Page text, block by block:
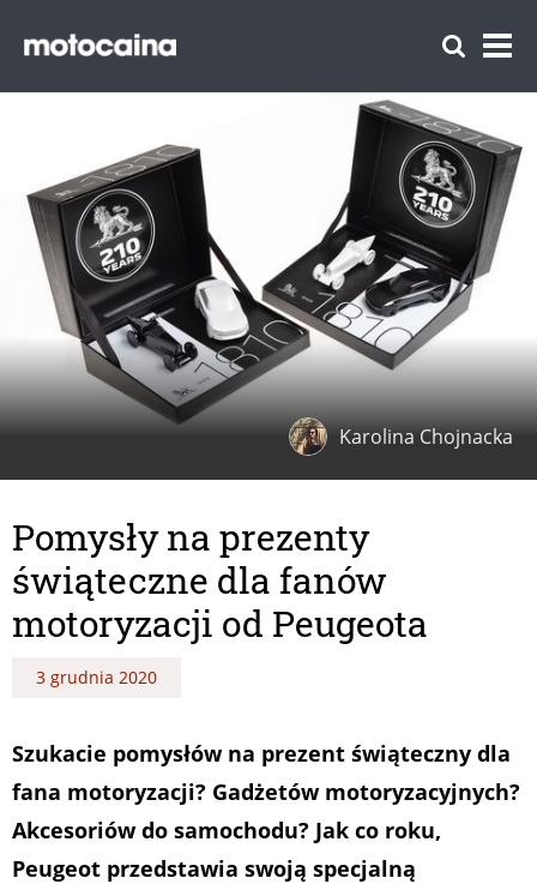
Karolina Chojnacka
Pomysły na prezenty
świąteczne dla fanów
motoryzacji od Peugeota
3 grudnia 2020
Szukacie pomysłów na prezent świąteczny dla
fana motoryzacji? Gadżetów motoryzacyjnych?
Akcesoriów do samochodu? Jak co roku,
Peugeot przedstawia swoją specjalną